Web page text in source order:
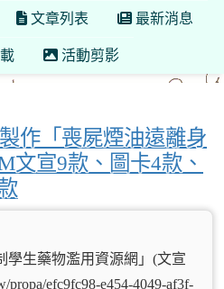
文章列表 最新消息
活動剪影
作「喪屍煙油遠離身
文宣9款、圖卡4款、
學生藥物濫用資源網」(文宣
propa/efc9fc98-e454-4049-af3f-